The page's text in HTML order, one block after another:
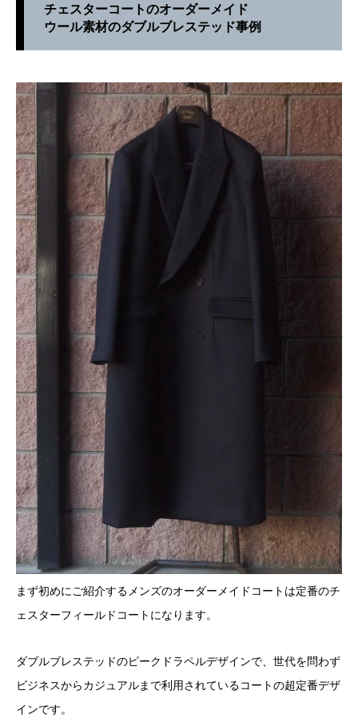
チェスターコートのオーダーメイド
ウール素材のダブルブレステッド事例
まず初めにご紹介するメンズのオーダーメイドコートは定番のチ
ェスターフィールドコートになります。
ダブルブレステッドのピークドラペルデザインで、世代を問わず
ビジネスからカジュアルまで利用されているコートの超定番デザ
インです。